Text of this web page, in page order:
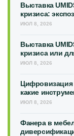
Выставка
кризиса:
ИЮЛ 8, 2026
Выставка
кризиса или
ИЮЛ 8, 2026
Цифровизация
какие
ИЮЛ 8, 2026
Фанера в